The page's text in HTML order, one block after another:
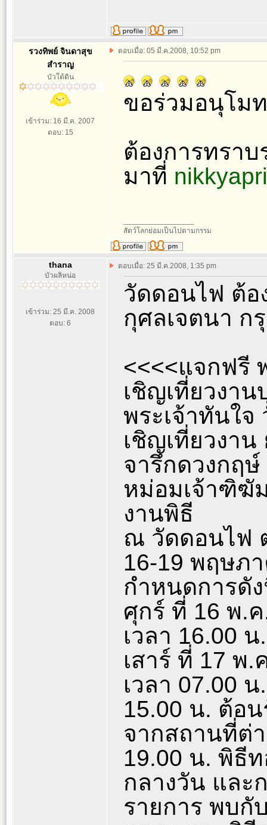
รวงทิพย์ จินดาสุข
สำราญ
บัวใต้ดิน
เข้าร่วม: 16 มี.ค. 2007
ตอบ: 15
ตอบเมื่อ: 05 มี.ค.2008, 10:52 pm
ขอร่วมอนุโม
ต้องการทราบ
มาที่
สัตว์โลกย่อมเป็นไปตามกรรม
thana
บัวผลิหน่อ
เข้าร่วม: 25 มี.ค. 2008
ตอบ: 6
ตอบเมื่อ: 25 มี.ค.2008, 1:35 pm
วัดดอนไฟ ต้อ
กุศลเจตนา ก
<<<<แจกฟรี
เชิญเที่ยวงา
พระเจ้าทันใ
เชิญเที่ยวงา
จารึกดวงกฤ
หม่อมเจ้าฑิฆั
งานพิธี
ณ วัดดอนไฟ
16-19 พฤษภ
กำหนดการดั
ศุกร์ ที่ 16 พ.
เวลา 16.00
เสาร์ ที่ 17 พ.
เวลา 07.00
15.00 น. ต้อ
จากสถานที่ต่
19.00 น. พิธี
กลางวัน และ
รายการ พบกั